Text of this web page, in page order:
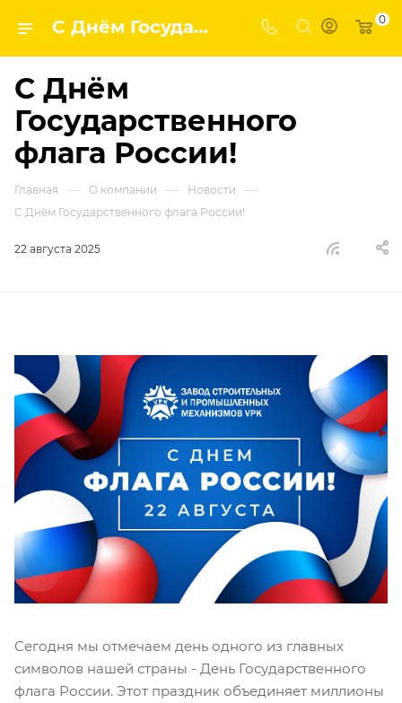
С Днём Государственного флага России! | ГК ВПК - наши новости 0
С Днём
Государственного
флага России!
Главная — О компании — Новости —
С Днём Государственного флага России!
22 августа 2025
Сегодня мы отмечаем день одного из главных
символов нашей страны - День Государственного
флага России. Этот праздник объединяет миллионы